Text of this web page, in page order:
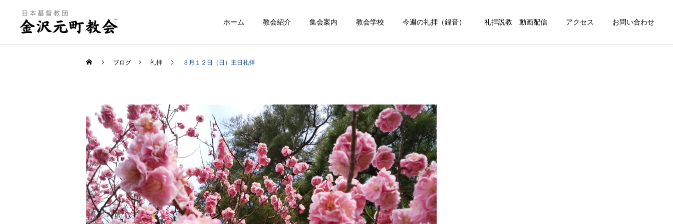
ホーム 教会紹介 集会案内 教会学校 今週の礼拝（録音） 礼拝説教 動画配信 アクセス お問い合わせ
ブログ 礼拝 ３月１２日（日）主日礼拝